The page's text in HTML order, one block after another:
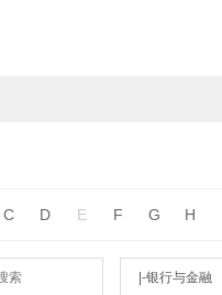
C D E F G H